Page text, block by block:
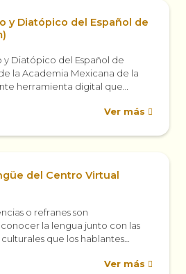
y Diatópico del Español de
y Diatópico del Español de
la Academia Mexicana de la
herramienta digital que
Ver más
del Centro Virtual
o refranes son
la lengua junto con las
que los hablantes
Ver más